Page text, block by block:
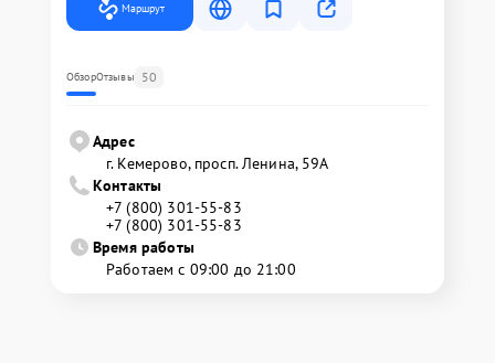
Маршрут
ОбзорОтзывы 50
Адрес
г. Кемерово, просп. Ленина, 59А
Контакты
+7 (800) 301-55-83
+7 (800) 301-55-83
Время работы
Работаем с 09:00 до 21:00